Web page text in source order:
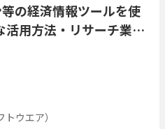
の経済情報ツールを使
活用方法・リサーチ業務
ウエア）